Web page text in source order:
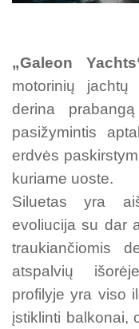
„Galeon
motorinių
derina
pasižymintis
erdvės
kuriame uoste.
Siluetas yra
evoliucija su dar
traukiančiomis
atspalvių
profilyje yra viso
įstiklinti balkonai,